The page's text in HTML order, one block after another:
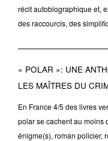
récit autobiographique et,
des raccourcis, des
« POLAR »: UNE
LES MAÎTRES DU
En France 4/5 des livres
polar se cachent au moins
énigme(s), roman policier,